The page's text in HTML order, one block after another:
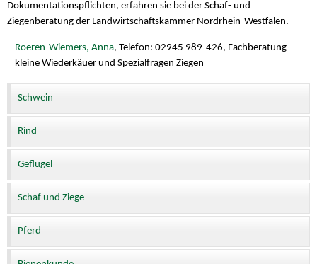
Dokumentationspflichten, erfahren sie bei der Schaf- und
Ziegenberatung der Landwirtschaftskammer Nordrhein-Westfalen.
Roeren-Wiemers, Anna, Telefon: 02945 989-426, Fachberatung
kleine Wiederkäuer und Spezialfragen Ziegen
Schwein
Rind
Geflügel
Schaf und Ziege
Pferd